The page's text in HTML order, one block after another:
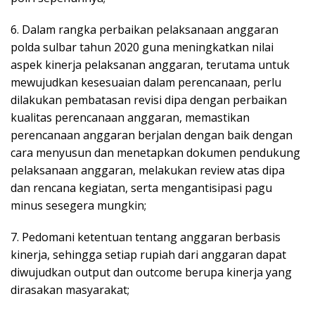
6. Dalam rangka perbaikan pelaksanaan anggaran
polda sulbar tahun 2020 guna meningkatkan nilai
aspek kinerja pelaksanan anggaran, terutama untuk
mewujudkan kesesuaian dalam perencanaan, perlu
dilakukan pembatasan revisi dipa dengan perbaikan
kualitas perencanaan anggaran, memastikan
perencanaan anggaran berjalan dengan baik dengan
cara menyusun dan menetapkan dokumen pendukung
pelaksanaan anggaran, melakukan review atas dipa
dan rencana kegiatan, serta mengantisipasi pagu
minus sesegera mungkin;
7. Pedomani ketentuan tentang anggaran berbasis
kinerja, sehingga setiap rupiah dari anggaran dapat
diwujudkan output dan outcome berupa kinerja yang
dirasakan masyarakat;